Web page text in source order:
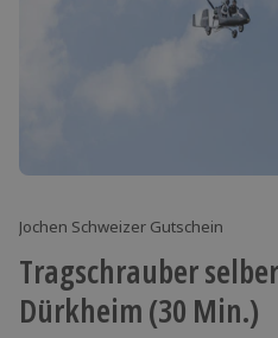
Jochen Schweizer Gutschein
Tragschrauber
Dürkheim (30 Min.)